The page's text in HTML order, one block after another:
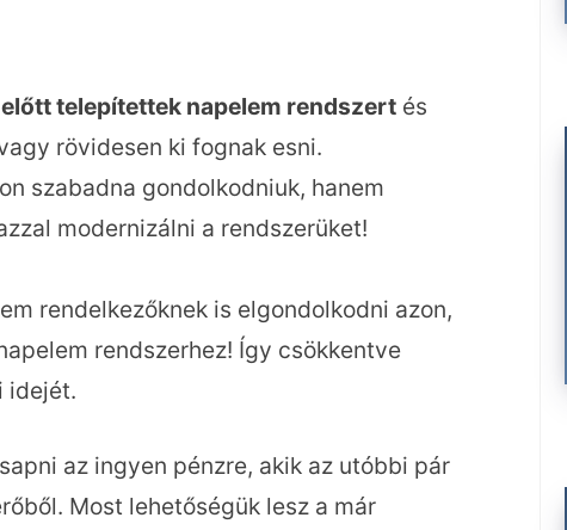
telepítettek napelem rendszert és
rövidesen ki fognak esni.
szabadna gondolkodniuk, hanem
modernizálni a rendszerüket!
rendelkezőknek is elgondolkodni azon,
rendszerhez! Így csökkentve
idejét.
az ingyen pénzre, akik az utóbbi pár
Most lehetőségük lesz a már